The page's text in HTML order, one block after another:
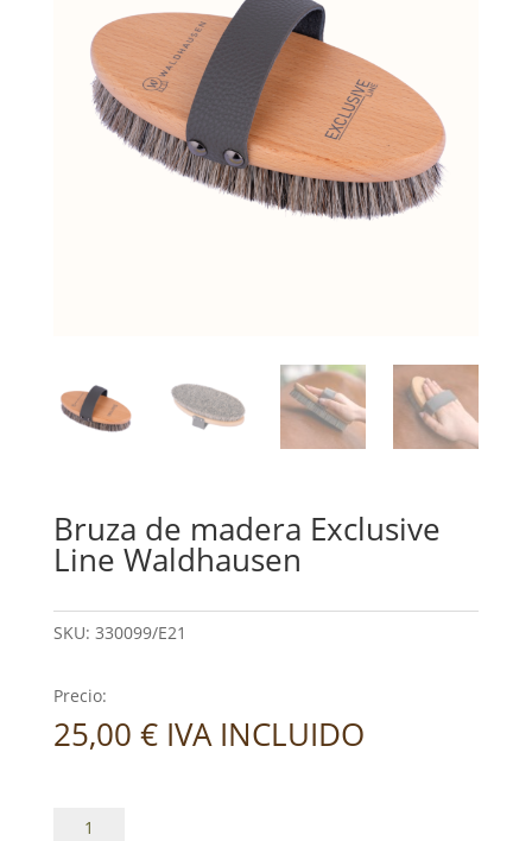
Bruza de madera Exclusive
Line Waldhausen
SKU: 330099/E21
Precio:
25,00 € IVA INCLUIDO
Bruza